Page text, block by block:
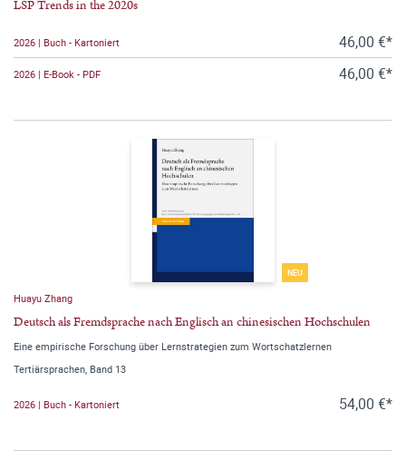
LSP Trends in the 2020s
2026 | Buch - Kartoniert 46,00 €*
2026 | E-Book - PDF 46,00 €*
NEU
Huayu Zhang
Deutsch als Fremdsprache nach Englisch an chinesischen Hochschulen
Eine empirische Forschung über Lernstrategien zum Wortschatzlernen
Tertiärsprachen, Band 13
2026 | Buch - Kartoniert 54,00 €*